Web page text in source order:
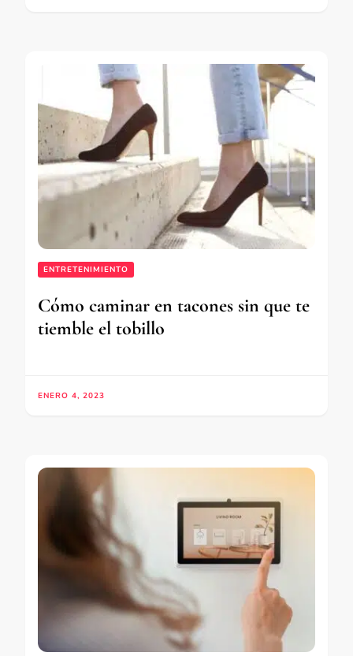
ENTRETENIMIENTO
Cómo caminar en tacones sin que te
tiemble el tobillo
ENERO 4, 2023